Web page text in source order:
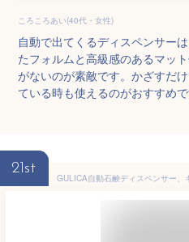
ころころあい(40代・女性)
自動で出てくるディスペンサー
たフォルムと高級感のあるマッ
がないのが素敵です。かざすだ
ている時も使えるのがおすすめで
21st